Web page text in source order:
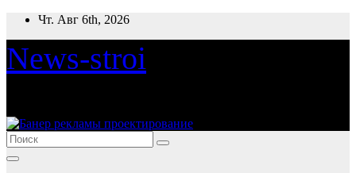
Перейти
содержимому
Чт. Авг 6th, 2026
News-stroi